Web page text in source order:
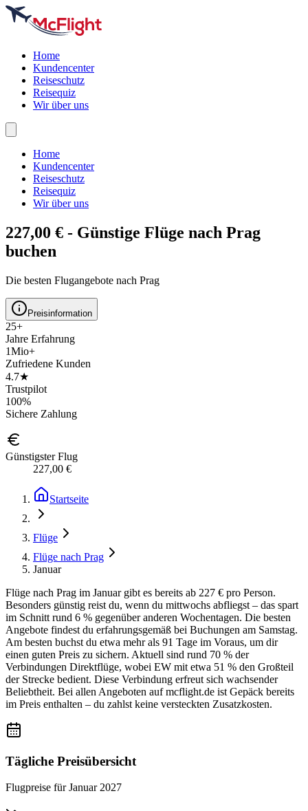
Home
Kundencenter
Reiseschutz
Reisequiz
Wir über uns
Home
Kundencenter
Reiseschutz
Reisequiz
Wir über uns
227,00 € - Günstige Flüge nach Prag
buchen
Die besten Flugangebote nach Prag
Preisinformation
25+
Jahre Erfahrung
1Mio+
Zufriedene Kunden
4.7★
Trustpilot
100%
Sichere Zahlung
Günstigster Flug
227,00 €
Startseite
Flüge
Flüge nach Prag
Januar
Flüge nach Prag im Januar gibt es bereits ab 227 € pro Person.
Besonders günstig reist du, wenn du mittwochs abfliegst – das spart
im Schnitt rund 6 % gegenüber anderen Wochentagen. Die besten
Angebote findest du erfahrungsgemäß bei Buchungen am Samstag.
Am besten buchst du etwa mehr als 91 Tage im Voraus, um dir
einen guten Preis zu sichern. Aktuell sind rund 70 % der
Verbindungen Direktflüge, wobei EW mit etwa 51 % den Großteil
der Strecke bedient. Diese Verbindung erfreut sich wachsender
Beliebtheit. Bei allen Angeboten auf mcflight.de ist Gepäck bereits
im Preis enthalten – du zahlst keine versteckten Zusatzkosten.
Tägliche Preisübersicht
Flugpreise fürJanuar 2027